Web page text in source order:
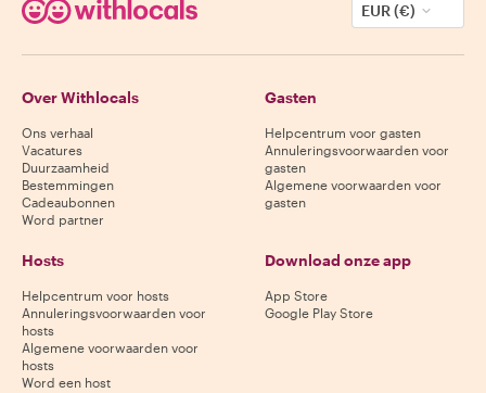
EUR (€)
Over Withlocals
Ons verhaal
Vacatures
Duurzaamheid
Bestemmingen
Cadeaubonnen
Word partner
Gasten
Helpcentrum voor gasten
Annuleringsvoorwaarden voor
gasten
Algemene voorwaarden voor
gasten
Hosts
Helpcentrum voor hosts
Annuleringsvoorwaarden voor
hosts
Algemene voorwaarden voor
hosts
Word een host
Download onze app
App Store
Google Play Store